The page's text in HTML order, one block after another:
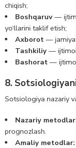
chiqish;
Boshqaruv—
yo‘llarini taklif etish;
Axborot—
Tashkiliy—
Bashorat—
8.
Sotsiologiya nazariy
Nazariy
prognozlash.
Amaliy metodlar: